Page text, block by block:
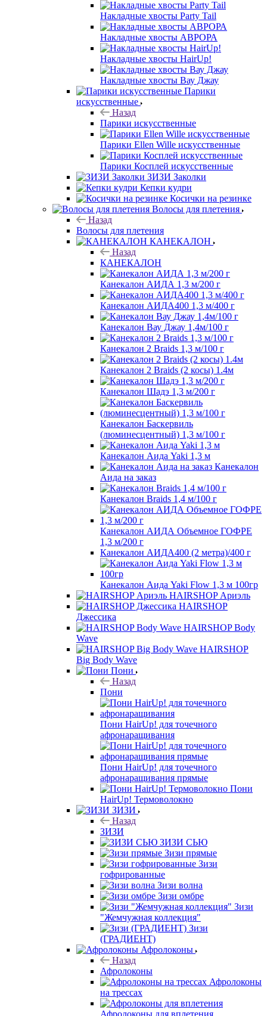
Накладные хвосты Party Tail
Накладные хвосты АВРОРА
Накладные хвосты HairUp!
Накладные хвосты Вау Джау
Парики
искусственные
Назад
Парики искусственные
Парики Ellen Wille искусственные
Парики Косплей искусственные
ЗИЗИ Заколки
Кепки кудри
Косички на резинке
Волосы для плетения
Назад
Волосы для плетения
КАНЕКАЛОН
Назад
КАНЕКАЛОН
Канекалон АИДА 1,3 м/200 г
Канекалон АИДА400 1,3 м/400 г
Канекалон Вау Джау 1,4м/100 г
Канекалон 2 Braids 1,3 м/100 г
Канекалон 2 Braids (2 косы) 1.4м
Канекалон Шадэ 1,3 м/200 г
Канекалон Баскервиль
(люминесцентный) 1,3 м/100 г
Канекалон Аида Yaki 1,3 м
Канекалон
Аида на заказ
Канекалон Braids 1,4 м/100 г
Канекалон АИДА Объемное ГОФРЕ
1,3 м/200 г
Канекалон АИДА400 (2 метра)/400 г
Канекалон Аида Yaki Flow 1,3 м 100гр
HAIRSHOP Ариэль
HAIRSHOP
Джессика
HAIRSHOP Body
Wave
HAIRSHOP
Big Body Wave
Пони
Назад
Пони
Пони HairUp! для точечного
афронаращивания
Пони HairUp! для точечного
афронаращивания прямые
Пони
HairUp! Термоволокно
ЗИЗИ
Назад
ЗИЗИ
ЗИЗИ СЬЮ
Зизи прямые
Зизи
гофрированные
Зизи волна
Зизи омбре
Зизи
"Жемчужная коллекция"
Зизи
(ГРАДИЕНТ)
Афролоконы
Назад
Афролоконы
Афролоконы
на трессах
Афролоконы для вплетения